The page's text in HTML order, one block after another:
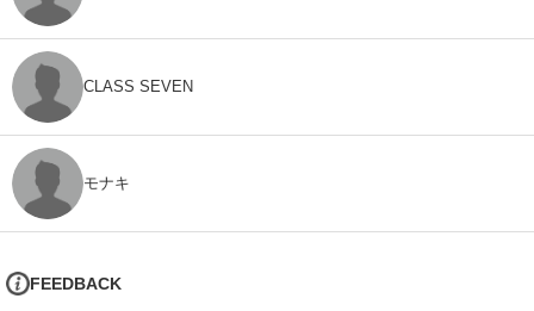
CLASS SEVEN
モナキ
FEEDBACK